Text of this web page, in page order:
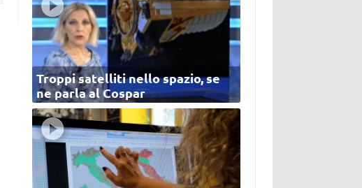
Troppi satelliti nello spazio, se
ne parla al Cospar